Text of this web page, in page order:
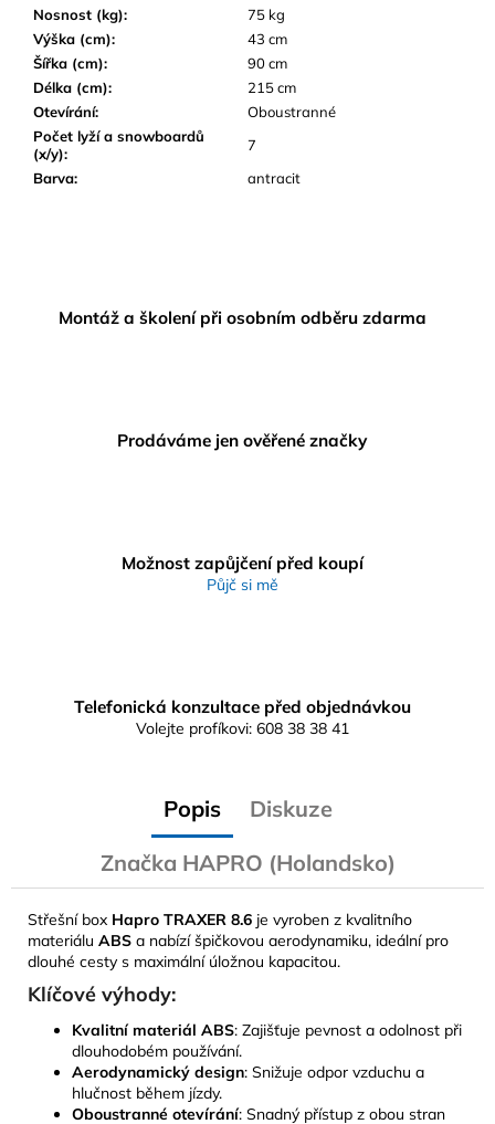
Nosnost (kg):
75 kg
Výška (cm):
43 cm
Šířka (cm):
90 cm
Délka (cm):
215 cm
Otevírání:
Oboustranné
Počet lyží a snowboardů
(x/y):
7
Barva: antracit
Montáž a školení při osobním odběru zdarma
Prodáváme jen ověřené značky
Možnost zapůjčení před koupí
Půjč si mě
Telefonická konzultace před objednávkou
Volejte profíkovi: 608 38 38 41
Popis
Diskuze
Značka HAPRO (Holandsko)
Střešní box Hapro TRAXER 8.6 je vyroben z kvalitního
materiálu ABS a nabízí špičkovou aerodynamiku, ideální pro
dlouhé cesty s maximální úložnou kapacitou.
Klíčové výhody:
Kvalitní materiál ABS: Zajišťuje pevnost a odolnost při
dlouhodobém používání.
Aerodynamický design: Snižuje odpor vzduchu a
hlučnost během jízdy.
Oboustranné otevírání: Snadný přístup z obou stran